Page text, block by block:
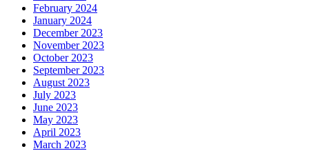
February 2024
January 2024
December 2023
November 2023
October 2023
September 2023
August 2023
July 2023
June 2023
May 2023
April 2023
March 2023